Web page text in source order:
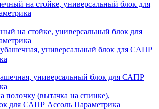
на стойке, универсальный блок для
универсальный блок для САПР